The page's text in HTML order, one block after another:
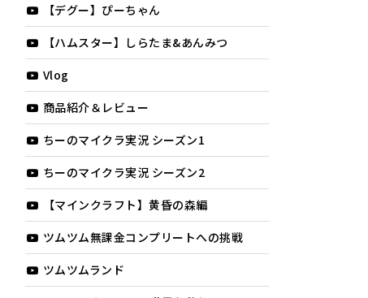
【デグー】ぴーちゃん
【ハムスター】しらたま&あんみつ
Vlog
商品紹介＆レビュー
ちーのマイクラ実況 シーズン1
ちーのマイクラ実況 シーズン2
【マインクラフト】黄昏の森編
ツムツム無課金コンプリートへの挑戦
ツムツムランド